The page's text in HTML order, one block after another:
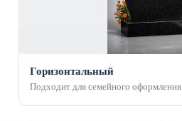
Горизонтальный
Подходит для семейного оформления.